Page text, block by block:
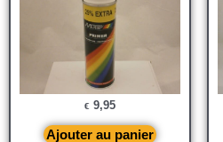
€ 9,95
Ajouter au panier